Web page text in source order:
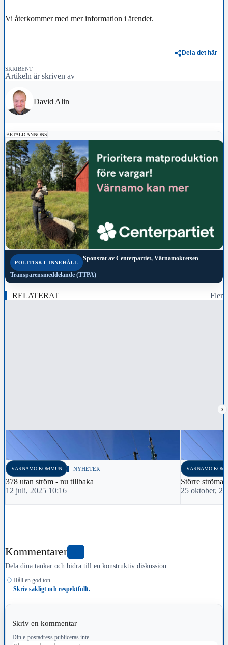
Vi återkommer med mer information i ärendet.
Dela det här
SKRIBENT
Artikeln är skriven av
David Alin
BETALD ANNONS
POLITISKT INNEHÅLL
Sponsrat av Centerpartiet, Värnamokretsen
Transparensmeddelande (TTPA)
RELATERAT Fler
›
VÄRNAMO KOMMUN NYHETER
378 utan ström - nu tillbaka
12 juli, 2025 10:16
VÄRNAMO
Större
25 oktober,
Kommentarer
Dela dina tankar och bidra till en konstruktiv diskussion.
♢ Håll en god ton.
Skriv sakligt och respektfullt.
Skriv en kommentar
Din e-postadress publiceras inte.